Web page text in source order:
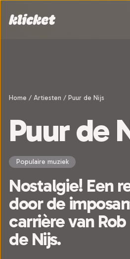
Home / Artiesten / Puur de Nijs
Puur de
Populaire muziek
Nostalgie! Een
door de
carrière van Rob
de Nijs.